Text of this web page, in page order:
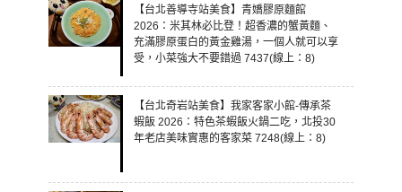
【台北善導寺站美食】青嬌膠原麵館
2026：米其林必比登！超香濃的蟹黃麵、
充滿膠原蛋白的黃金雞湯，一個人就可以享
受，小菜強大不要錯過 7437(線上：8)
【台北奇岩站美食】我家客家小館-傳承茶
蝦飯 2026：特色茶蝦飯火鍋二吃，北投30
年老店美味實惠的客家菜 7248(線上：8)